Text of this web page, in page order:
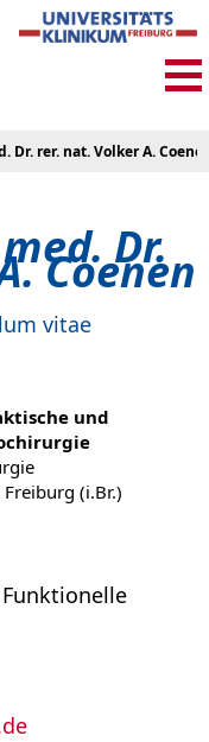
Dr. rer. nat. Volker A.
Dr.
Coenen
vitae
und
(i.Br.)